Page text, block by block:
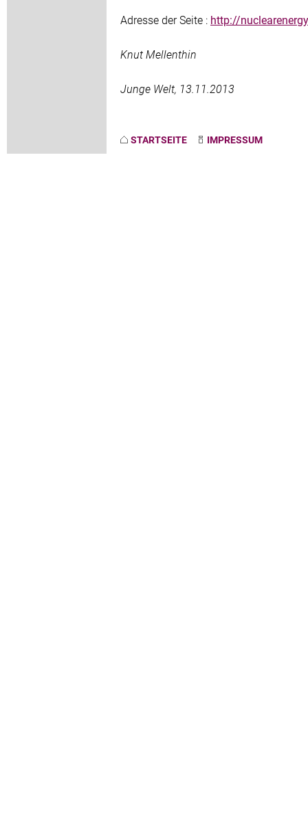
Adresse der Seite : http://
Knut Mellenthin
Junge Welt, 13.11.2013
STARTSEITE IMPRESSUM